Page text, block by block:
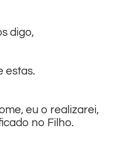
digo,
estas.
eu o realizarei,
no Filho.